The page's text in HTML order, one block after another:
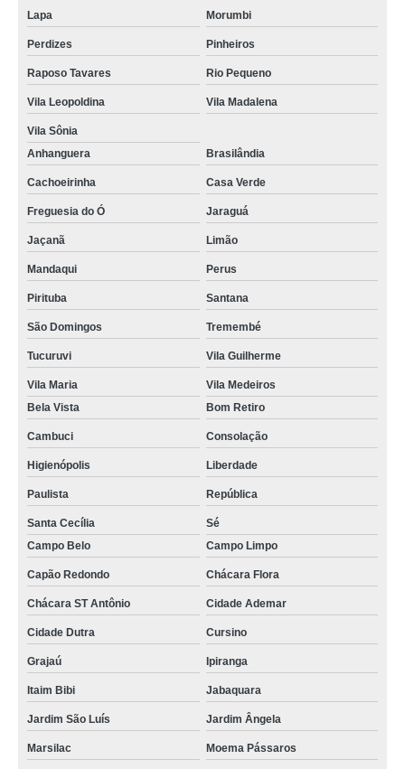
assistência iphone telefone Perus
assistências técnicas em iphone Guararema
assistência técnica de iphone Ponte Rasa
contato de assistência técnica do iphone Jardim Ângela
assistência da apple iphone telefone Belém
assistência técnica em iphone Jaguará
onde tem assistência técnica do iphone Sacomã
assistência iphone Vila Curuçá
onde tem assistência técnica de iphone Ferraz de Vasconcelos
assistência celular iphone telefone São Miguel
contato de assistência técnica de iphone Anhanguera
assistência para iphone Santa Isabel
onde tem assistência do iphone São Miguel
contato de assistência técnica iphone Limão
assistência técnica iphone autorizada Morumbi
assistência do iphone telefone Parelheiros
assistência celular iphone São Paulo
onde tem assistência técnica iphone Guarulhos
assistência técnica para iphone Casa Verde
onde tem assistência técnica para iphone Barueri
assistência técnica iphone telefone Jabaquara
assistências técnicas para iphone Capão Redondo
contato de assistência técnica em iphone Consolação
Lapa Morumbi
Perdizes Pinheiros
Raposo Tavares Rio Pequeno
Vila Leopoldina Vila Madalena
Vila Sônia
Anhanguera
Brasilândia
Cachoeirinha Casa Verde
Freguesia do Ó Jaraguá
Jaçanã Limão
Mandaqui Perus
Pirituba Santana
São Domingos Tremembé
Tucuruvi Vila Guilherme
Vila Maria
Vila Medeiros
Bela Vista
Bom Retiro
Cambuci Consolação
Higienópolis Liberdade
Paulista República
Santa Cecília
Sé
Campo Belo
Campo Limpo
Capão Redondo Chácara Flora
Chácara ST Antônio Cidade Ademar
Cidade Dutra Cursino
Grajaú Ipiranga
Itaim Bibi Jabaquara
Jardim São Luís Jardim Ângela
Marsilac Moema Pássaros